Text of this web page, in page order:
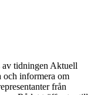
tidningen Aktuell
och informera om
från